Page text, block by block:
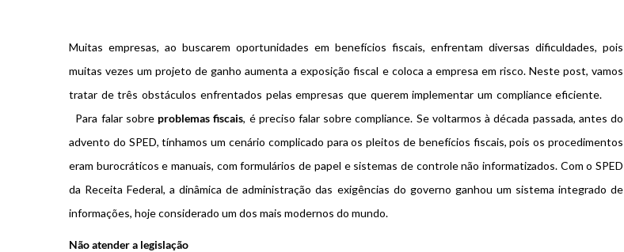
Muitas empresas, ao buscarem oportunidades em benefícios fiscais, enfrentam diversas dificuldades, pois
muitas vezes um projeto de ganho aumenta a exposição fiscal e coloca a empresa em risco. Neste post, vamos
tratar de três obstáculos enfrentados pelas empresas que querem implementar um compliance eficiente.
Para falar sobre problemas fiscais, é preciso falar sobre compliance. Se voltarmos à década passada, antes do
advento do SPED, tínhamos um cenário complicado para os pleitos de benefícios fiscais, pois os procedimentos
eram burocráticos e manuais, com formulários de papel e sistemas de controle não informatizados. Com o SPED
da Receita Federal, a dinâmica de administração das exigências do governo ganhou um sistema integrado de
informações, hoje considerado um dos mais modernos do mundo.
Não atender a legislação